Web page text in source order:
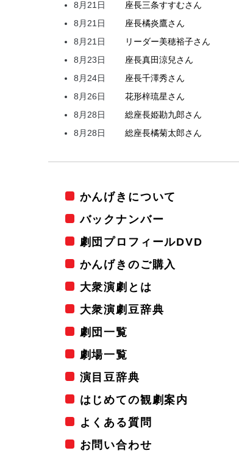
8月21日
座長三条すすむさん
8月21日
座長橘炎鷹さん
8月21日
リーダー美穂裕子さん
8月23日
座長真田涼兒さん
8月24日
座長千澤秀さん
8月26日
花形梓琉星さん
8月28日
総座長姫勘九郎さん
8月28日
総座長橘菊太郎さん
かんげきについて
バックナンバー
劇団プロフィールDVD
かんげきのご購入
大衆演劇とは
大衆演劇豆辞典
劇団一覧
劇場一覧
演目豆辞典
はじめての観劇案内
よくある質問
お問い合わせ